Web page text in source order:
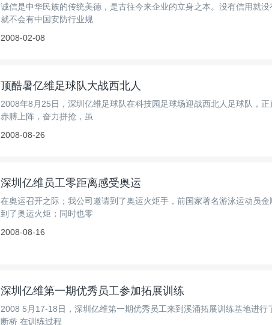
诚信是中华民族的传统美德，是古往今来企业的立身之本。没有信用就
就不会有中国安防行业规
2008-02-08
顶酷暑亿维足球队大战西北人
2008年8月25日，深圳亿维足球队在科技园足球场迎战西北人足球队，
赤膊上阵，奋力拼抢，虽
2008-08-26
深圳亿维员工零距离感受奥运
在奥运召开之际；我公司邀请到了奥运火炬手，前国家著名游泳运动员
到了奥运火炬；同时也零
2008-08-16
深圳亿维第一期优秀员工参加拓展训练
2008 5月17-18日，深圳亿维第一期优秀员工来到溪涌拓展训练基地进
断桥 在训练过程